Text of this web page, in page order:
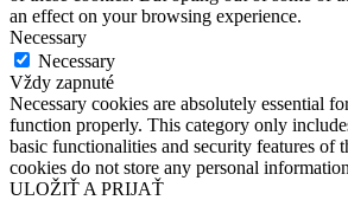
an effect on your browsing experience.
Necessary
Necessary
Vždy zapnuté
Necessary cookies are absolutely essential
function properly. This category only
basic functionalities and security features of
cookies do not store any personal
ULOŽIŤ A PRIJAŤ